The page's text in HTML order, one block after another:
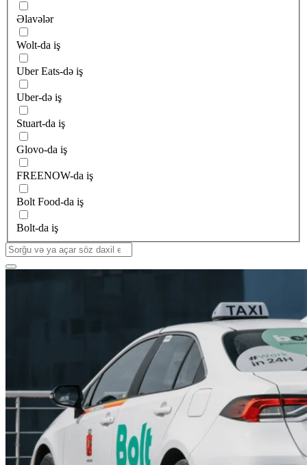
Əlavələr
Wolt-da iş
Uber Eats-də iş
Uber-də iş
Stuart-da iş
Glovo-da iş
FREENOW-da iş
Bolt Food-da iş
Bolt-da iş